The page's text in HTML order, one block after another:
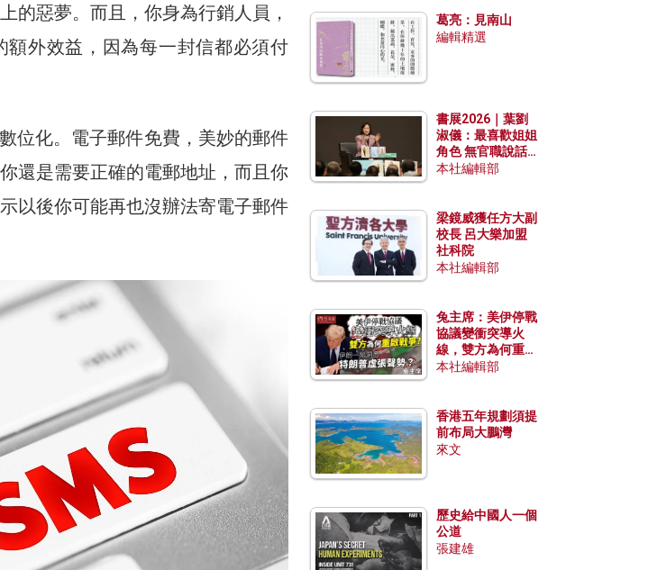
的惡夢。而且，你身為行銷人員，
外效益，因為每一封信都必須付
位化。電子郵件免費，美妙的郵件
還是需要正確的電郵地址，而且你
以後你可能再也沒辦法寄電子郵件
葛亮：見南山
編輯精選
書展2026｜葉劉
淑儀：最喜歡姐姐
角色 無官職說話
包袱少
本社編輯部
梁鏡威獲任方大副
校長 呂大樂加盟
社科院
本社編輯部
兔主席：美伊停戰
協議變衝突導火
線，雙方為何重啟
戰爭？伊朗一早洞
本社編輯部
香港五年規劃須提
前布局大鵬灣
來文
歷史給中國人一個
公道
張建雄